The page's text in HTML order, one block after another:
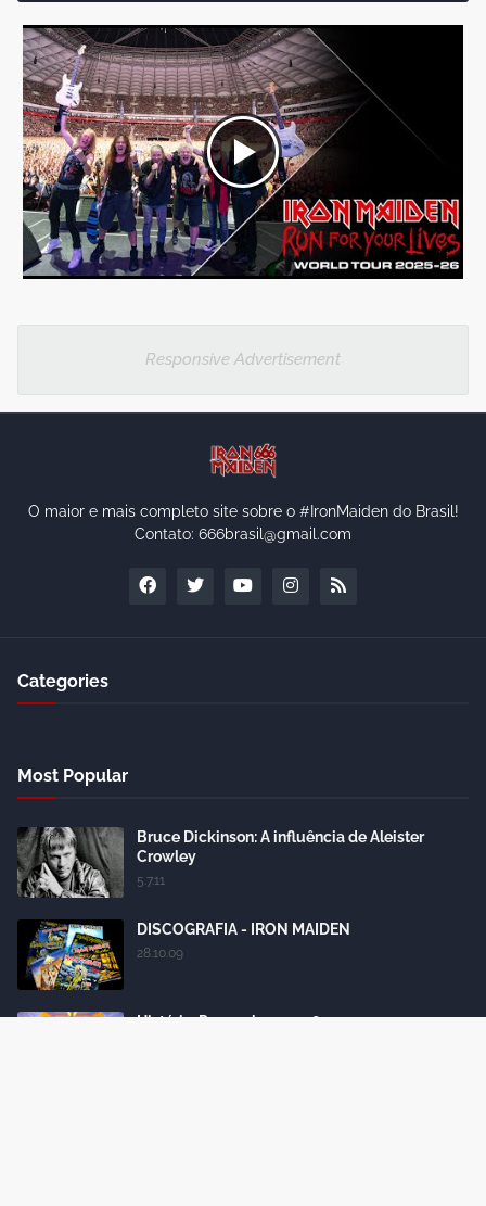
Responsive Advertisement
O maior e mais completo site sobre o #IronMaiden do Brasil!
Contato: 666brasil@gmail.com
Categories
Most Popular
Bruce Dickinson: A influência de Aleister
Crowley
5.7.11
DISCOGRAFIA - IRON MAIDEN
28.10.09
História: Powerslave - 1984